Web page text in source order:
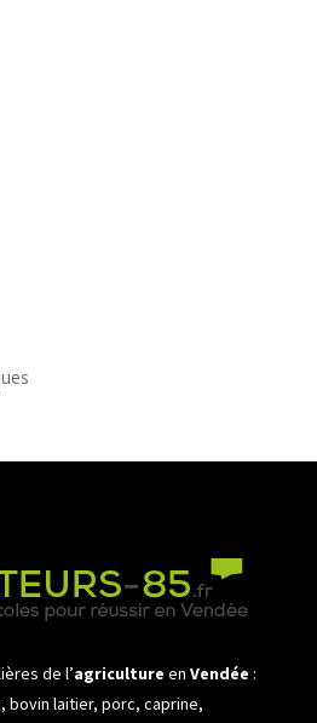
de l’agriculture en Vendée :
bovin laitier, porc, caprine,